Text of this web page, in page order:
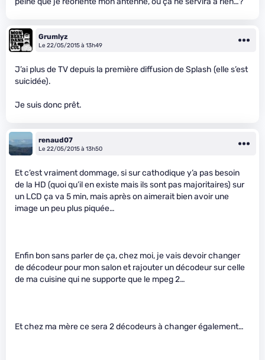
Grumlyz
Le 22/05/2015 à 13h49
J’ai plus de TV depuis la première diffusion de Splash (elle s’est
suicidée).
Je suis donc prêt.
renaud07
Le 22/05/2015 à 13h50
Et c’est vraiment dommage, si sur cathodique y’a pas besoin
de la HD (quoi qu’il en existe mais ils sont pas majoritaires) sur
un LCD ça va 5 min, mais après on aimerait bien avoir une
image un peu plus piquée…
Enfin bon sans parler de ça, chez moi, je vais devoir changer
de décodeur pour mon salon et rajouter un décodeur sur celle
de ma cuisine qui ne supporte que le mpeg 2…
Et chez ma mère ce sera 2 décodeurs à changer également…